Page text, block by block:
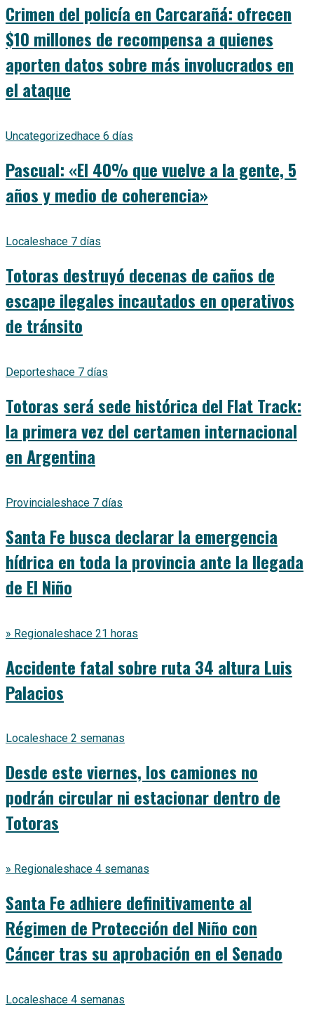
Crimen del policía en Carcarañá: ofrecen
$10 millones de recompensa a quienes
aporten datos sobre más involucrados en
el ataque
Uncategorized hace 6 días
Pascual: «El 40% que vuelve a la gente, 5
años y medio de coherencia»
Localeshace 7 días
Totoras destruyó decenas de caños de
escape ilegales incautados en operativos
de tránsito
Deporteshace 7 días
Totoras será sede histórica del Flat Track:
la primera vez del certamen internacional
en Argentina
Provincialeshace 7 días
Santa Fe busca declarar la emergencia
hídrica en toda la provincia ante la llegada
de El Niño
» Regionaleshace 21 horas
Accidente fatal sobre ruta 34 altura Luis
Palacios
Localeshace 2 semanas
Desde este viernes, los camiones no
podrán circular ni estacionar dentro de
Totoras
» Regionaleshace 4 semanas
Santa Fe adhiere definitivamente al
Régimen de Protección del Niño con
Cáncer tras su aprobación en el Senado
Localeshace 4 semanas